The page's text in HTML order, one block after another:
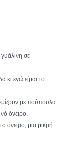
σε
κι εγώ είμαι το
με πούπουλα.
όνειρο.
όνειρο, μια μικρή